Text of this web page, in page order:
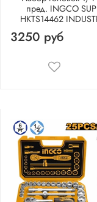
пред. INGCO
HKTS14462
3250 руб